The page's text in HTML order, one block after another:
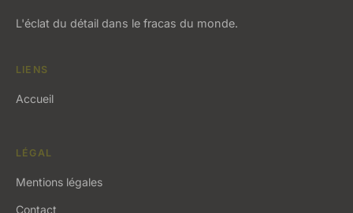
L'éclat du détail dans le fracas du monde.
LIENS
Accueil
LÉGAL
Mentions légales
Contact